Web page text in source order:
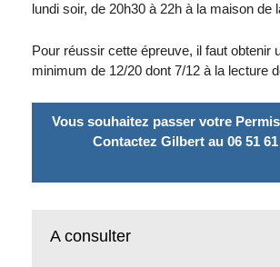
lundi soir, de 20h30 à 22h à la maison de
Pour réussir cette épreuve, il faut obtenir
minimum de 12/20 dont 7/12 à la lecture
Vous souhaitez passer votre
Contactez Gilbert au 06 51 61
A consulter